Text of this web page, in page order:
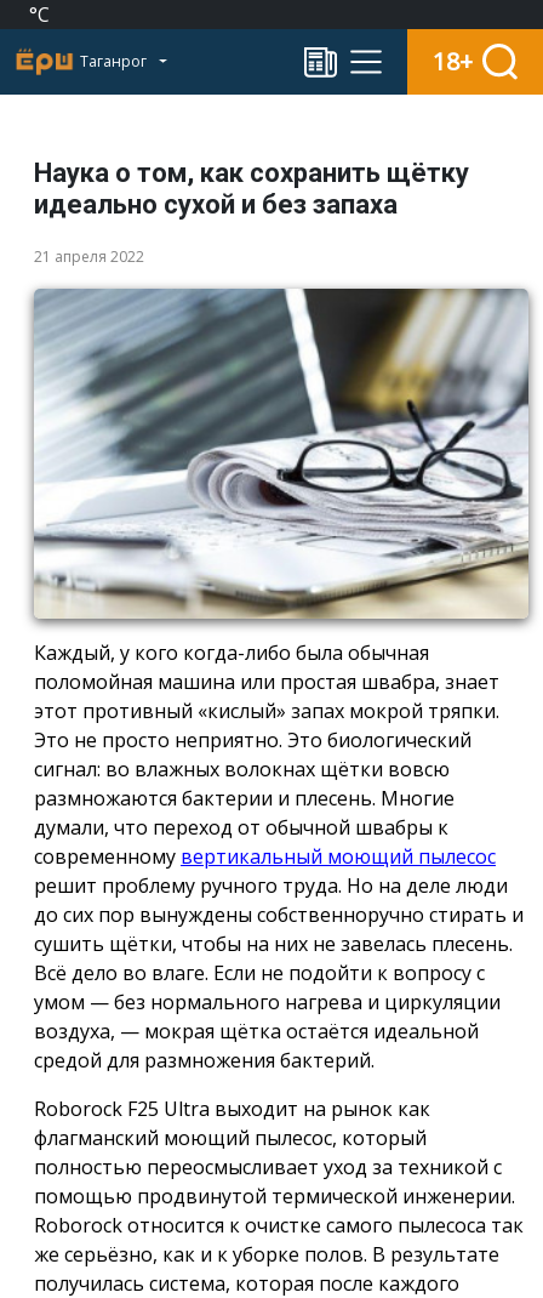
°C
Таганрог 18+
Наука о том, как сохранить щётку
идеально сухой и без запаха
21 апреля 2022
Каждый, у кого когда-либо была обычная
поломойная машина или простая швабра, знает
этот противный «кислый» запах мокрой тряпки.
Это не просто неприятно. Это биологический
сигнал: во влажных волокнах щётки вовсю
размножаются бактерии и плесень. Многие
думали, что переход от обычной швабры к
современному вертикальный моющий пылесос
решит проблему ручного труда. Но на деле люди
до сих пор вынуждены собственноручно стирать и
сушить щётки, чтобы на них не завелась плесень.
Всё дело во влаге. Если не подойти к вопросу с
умом — без нормального нагрева и циркуляции
воздуха, — мокрая щётка остаётся идеальной
средой для размножения бактерий.
Roborock F25 Ultra выходит на рынок как
флагманский моющий пылесос, который
полностью переосмысливает уход за техникой с
помощью продвинутой термической инженерии.
Roborock относится к очистке самого пылесоса так
же серьёзно, как и к уборке полов. В результате
получилась система, которая после каждого